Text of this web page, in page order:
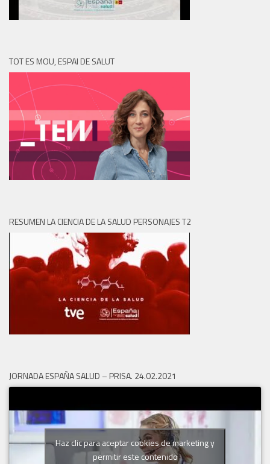
TOT ES MOU, ESPAI DE SALUT
RESUMEN LA CIENCIA DE LA SALUD PERSONAJES T2
JORNADA ESPAÑA SALUD – PRISA. 24.02.2021
Haz clic para aceptar cookies de marketing y
permitir este contenido